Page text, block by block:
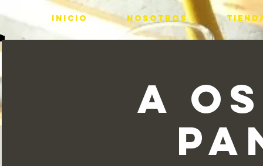
INICIO Nosotros
A